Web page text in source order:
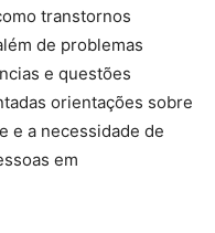
transtornos
de problemas
e questões
orientações sobre
e a necessidade de
em